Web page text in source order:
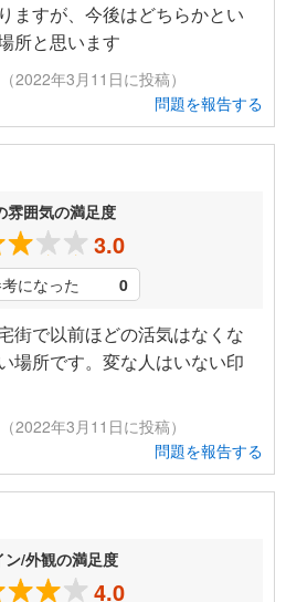
ますが、今後はどちらかとい
所と思います
2022年3月11日に投稿）
問題を報告する
雰囲気の満足度
3.0
になった 0
街で以前ほどの活気はなくな
場所です。変な人はいない印
2022年3月11日に投稿）
問題を報告する
ン/外観の満足度
4.0